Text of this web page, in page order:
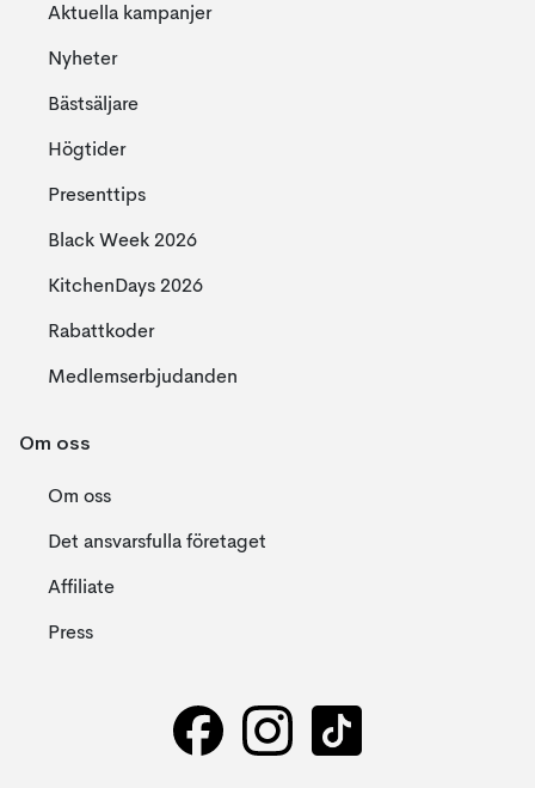
Aktuella kampanjer
Nyheter
Bästsäljare
Högtider
Presenttips
Black Week 2026
KitchenDays 2026
Rabattkoder
Medlemserbjudanden
Om oss
Om oss
Det ansvarsfulla företaget
Affiliate
Press